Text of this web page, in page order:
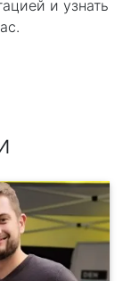
и узнать